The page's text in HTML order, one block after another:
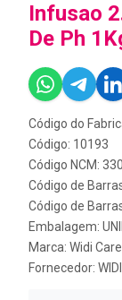
Infusao
De Ph
Código do
Código: 10193
Código NCM:
Código de
Código de
Embalagem:
Marca: Widi Care
Fornecedor: